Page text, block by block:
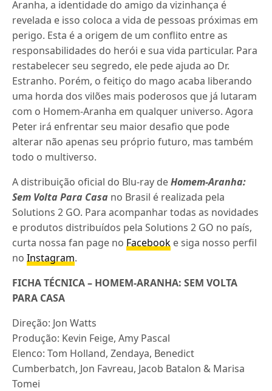
Aranha, a identidade do amigo da vizinhança é
revelada e isso coloca a vida de pessoas próximas em
perigo. Esta é a origem de um conflito entre as
responsabilidades do herói e sua vida particular. Para
restabelecer seu segredo, ele pede ajuda ao Dr.
Estranho. Porém, o feitiço do mago acaba liberando
uma horda dos vilões mais poderosos que já lutaram
com o Homem-Aranha em qualquer universo. Agora
Peter irá enfrentar seu maior desafio que pode
alterar não apenas seu próprio futuro, mas também
todo o multiverso.
A distribuição oficial do Blu-ray deHomem-Aranha:
Sem Volta Para Casa no Brasil é realizada pela
Solutions 2 GO. Para acompanhar todas as novidades
e produtos distribuídos pela Solutions 2 GO no país,
curta nossa fan page no Facebook e siga nosso perfil
noInstagram.
FICHA TÉCNICA – HOMEM-ARANHA: SEM VOLTA
PARA CASA
Direção: Jon Watts
Produção: Kevin Feige, Amy Pascal
Elenco: Tom Holland, Zendaya, Benedict
Cumberbatch, Jon Favreau, Jacob Batalon & Marisa
Tomei